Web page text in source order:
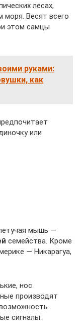
лесах,
Весят всего
этом самцы
руками:
как
или
мышь —
семейства. Кроме
— Никарагуа,
нос
производят
сигналы.